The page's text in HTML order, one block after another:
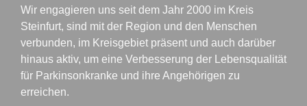
Wir engagieren uns seit dem Jahr 2000 im Kreis
Steinfurt, sind mit der Region und den Menschen
verbunden, im Kreisgebiet präsent und auch darüber
hinaus aktiv, um eine Verbesserung der Lebensqualität
für Parkinsonkranke und ihre Angehörigen zu
erreichen.